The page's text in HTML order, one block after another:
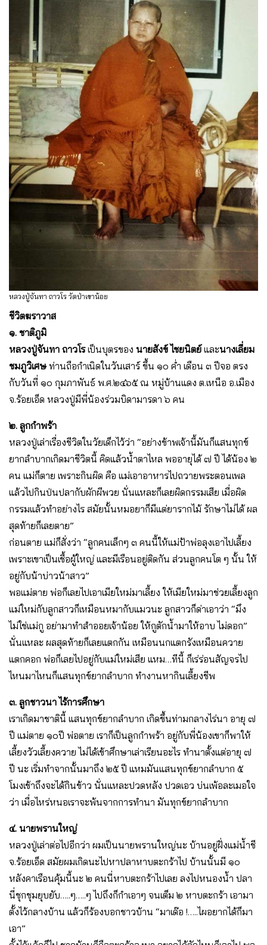
หลวงปู่จันทา ถาวโร วัดป่าเขาน้อย
ชีวิตฆราวาส
๑. ชาติภูมิ
หลวงปู่จันทา ถาวโรเป็นบุตรของ นายสังข์ ไชยนิตย์และนางเลี่ยม
ชมภูวิเศษท่านถือกำเนิดในวันเสาร์ ขึ้น ๑๐ ค่ำ เดือน ๓ ปีจอ ตรง
กับวันที่ ๑๐ กุมภาพันธ์ พ.ศ.๒๔๖๕ ณ หมู่บ้านแดง ต.เหนือ อ.เมือง
จ.ร้อยเอ็ด หลวงปู่มีพี่น้องร่วมบิดามารดา ๖ คน
๒. ลูกกำพร้า
หลวงปู่เล่าเรื่องชีวิตในวัยเด็กไว้ว่า “อย่างข้าพเจ้านี้มันก็แสนทุกข์
ยากลำบากเกิดมาชีวิตนี้ คิดแล้วน้ำตาไหล พออายุได้ ๗ ปี ได้น้อง ๒
คน แม่ก็ตาย เพราะกินผิด คือ แม่เอาอาหารไปถวายพระตอนเพล
แล้วไปกินป่นปลากับผักผีพวย นั่นแหละก็เลยผิดกรรมเสีย เมื่อผิด
กรรมแล้วทำอย่างไร สมัยนั้นหมอยาก็มีแต่ยารากไม้ รักษาไม่ได้ ผล
สุดท้ายก็เลยตาย”
ก่อนตาย แม่ก็สั่งว่า “ลูกคนเล็กๆ ๓ คนนี้ให้แม่ป้าพ่อลุงเอาไปเลี้ยง
เพราะเขาเป็นเชื้อผู้ใหญ่ และมีเรือนอยู่ติดกัน ส่วนลูกคนโต ๆ นั้น ให้
อยู่กับน้าบ่าวน้าสาว”
พอแม่ตาย พ่อก็เลยไปเอาเมียใหม่มาเลี้ยง ให้เมียใหม่มาช่วยเลี้ยงลูก
แม่ใหม่กับลูกสาวก็เหมือนหมากับแมวนะ ลูกสาวก็ด่าเอาว่า “มึง
ไม่ใช่แม่กู อย่ามาทำสำออยเจ้าน้อย ให้กูตักน้ำมาให้อาบ ไม่ดอก”
นั่นแหละ ผลสุดท้ายก็เลยแตกกัน เหมือนนกแตกรังเหมือนควาย
แตกคอก พ่อก็เลยไปอยู่กับแม่ใหม่เสีย แหม…ทีนี้ ก็เร่ร่อนสัญจรไป
ไหนมาไหนก็แสนทุกข์ยากลำบาก ทำงานหากินเลี้ยงชีพ
๓. ลูกชาวนา ไร้การศึกษา
เราเกิดมาชาตินี้ แสนทุกข์ยากลำบาก เกิดขึ้นท่ามกลางไร่นา อายุ ๗
ปี แม่ตาย ๑๐ปี พ่อตาย เราก็เป็นลูกกำพร้า อยู่กับพี่น้องเขาก็พาให้
เลี้ยงวัวเลี้ยงควาย ไม่ได้เข้าศึกษาเล่าเรียนอะไร ทำนาตั้งแต่อายุ ๗
ปี นะ เริ่มทำจากนั้นมาถึง ๒๕ ปี แหมมันแสนทุกข์ยากลำบาก ๕
โมงเช้าถึงจะได้กินข้าว นั่นแหละปวดหลัง ปวดเอว บ่นเพ้อละเมอใจ
ว่า เมื่อไหร่หนอเราจะพ้นจากการทำนา มันทุกข์ยากลำบาก
๔. นายพรานใหญ่
หลวงปู่เล่าต่อไปอีกว่า ผมเป็นนายพรานใหญ่นะ บ้านอยู่ฝั่งแม่น้ำชี
จ.ร้อยเอ็ด สมัยผมเกิดนะไปหาปลาหาบตะกร้าไป บ้านนั้นมี ๑๐
หลังคาเรือนคุ้มนี้นะ ๒ คนนี่หาบตะกร้าไปเลย ลงไปหนองน้ำ ปลา
นี่ชุกชุมยุบยับ…..ๆ…..ๆ ไปถึงก็กำเอาๆ จนเต็ม ๒ หาบตะกร้า เอามา
ตั้งไว้กลางบ้าน แล้วก็ร้องบอกชาวบ้าน “มาเด๊อ !…..ไผอยากได้ก็มา
เอา”